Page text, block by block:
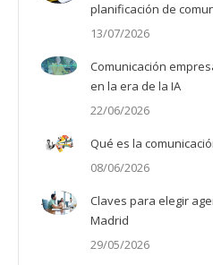
planificación de
13/07/2026
Comunicación
en la era de la IA
22/06/2026
Qué es la
08/06/2026
Claves para elegir
Madrid
29/05/2026